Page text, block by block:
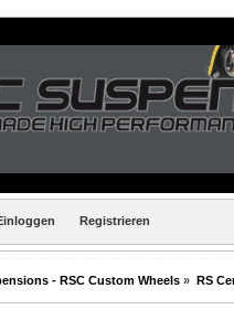
Registrieren
- RSC Custom Wheels » RS